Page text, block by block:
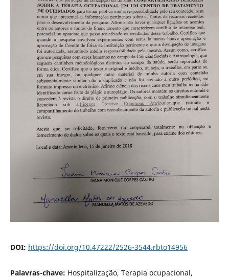
DOI: https://doi.org/10.47222/2526-3544.rbto14956
Palavras-chave: Hospitalização, Terapia ocupacional,